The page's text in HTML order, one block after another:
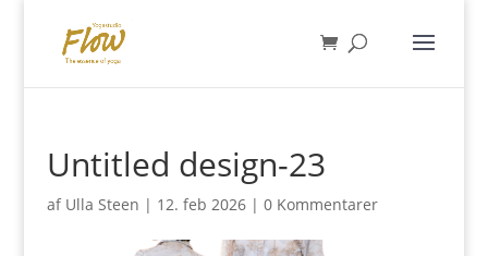
Untitled design-23
af Ulla Steen | 12. feb 2026| 0 Kommentarer